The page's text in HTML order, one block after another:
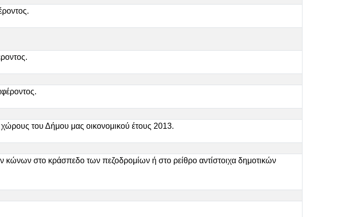
του Δήμου μας οικονομικού έτους 2013.
στο κράσπεδο των πεζοδρομίων ή στο ρείθρο αντίστοιχα δημοτικών